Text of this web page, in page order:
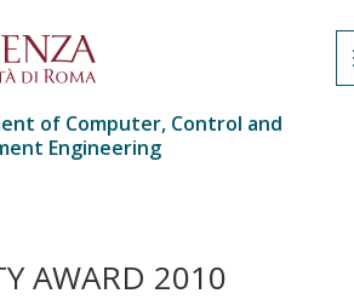
of Computer, Control and
Engineering
AWARD 2010